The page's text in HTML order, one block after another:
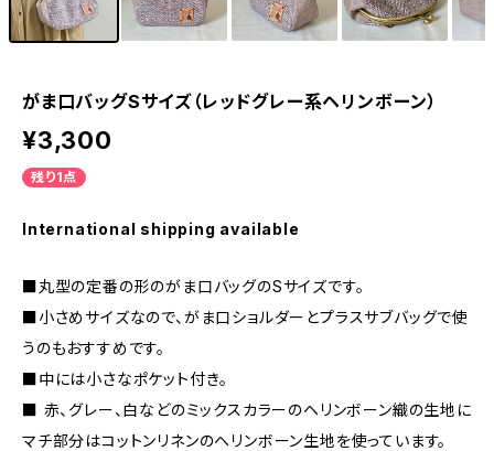
がま口バッグSサイズ（レッドグレー系ヘリンボーン）
¥3,300
残り1点
International shipping available
■丸型の定番の形のがま口バッグのSサイズです。
■小さめサイズなので、がま口ショルダーとプラスサブバッグで使
うのもおすすめです。
■中には小さなポケット付き。
■ 赤、グレー、白などのミックスカラーのヘリンボーン織の生地に
マチ部分はコットンリネンのヘリンボーン生地を使っています。